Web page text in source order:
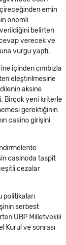
emin
önemli
verildiğini belirten
verecek ve
vurgu yaptı.
içinden cımbızla
eleştirilmesine
aksine
Birçok yeni kriterle
gerektiğinin
casino girişini
casinoda taspit
cezalar
politikaları
serbest
UBP Milletvekili
Kurul ve sonrası